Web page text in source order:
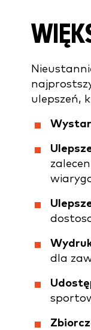
ulepszeń,
dla